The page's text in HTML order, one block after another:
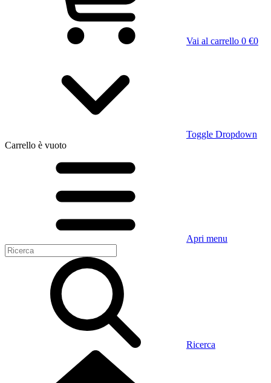
Vai al carrello 0 €0
Toggle Dropdown
Carrello è vuoto
Apri menu
Ricerca